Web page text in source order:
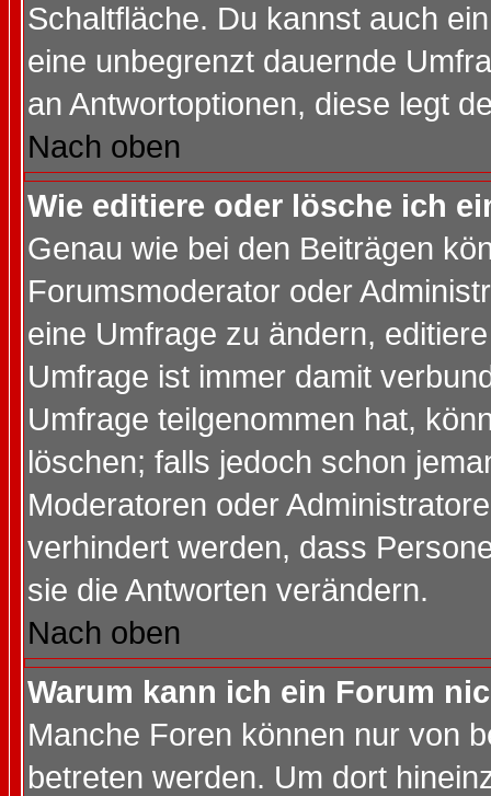
Schaltfläche. Du kannst auch
eine unbegrenzt dauernde
an Antwortoptionen, diese legt
Nach oben
Wie editiere oder lösche ich
Genau wie bei den Beiträgen
Forumsmoderator oder
eine Umfrage zu ändern,
Umfrage ist immer damit
Umfrage teilgenommen hat,
löschen; falls jedoch schon
Moderatoren oder
verhindert werden, dass
sie die Antworten verändern.
Nach oben
Warum kann ich ein Forum
Manche Foren können nur von
betreten werden. Um dort